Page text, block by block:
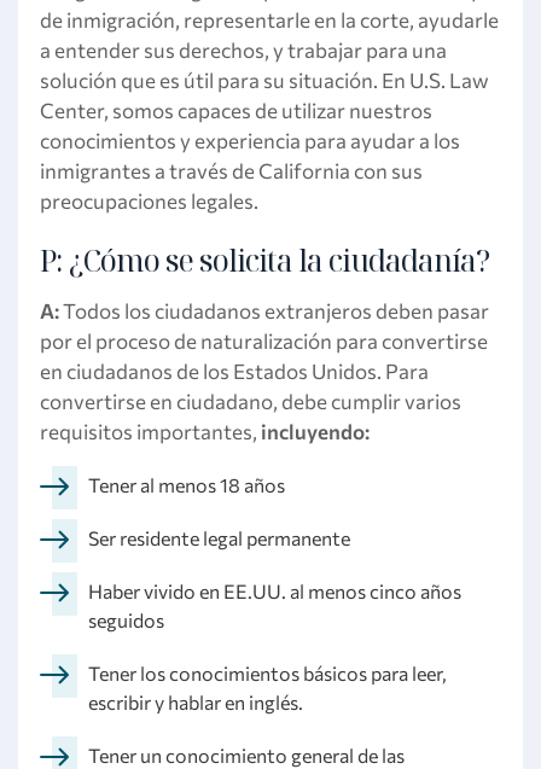
de inmigración, representarle en la corte, ayudarle
a entender sus derechos, y trabajar para una
solución que es útil para su situación. En U.S. Law
Center, somos capaces de utilizar nuestros
conocimientos y experiencia para ayudar a los
inmigrantes a través de California con sus
preocupaciones legales.
P: ¿Cómo se solicita la ciudadanía?
A:Todos los ciudadanos extranjeros deben pasar
por el proceso de naturalización para convertirse
en ciudadanos de los Estados Unidos. Para
convertirse en ciudadano, debe cumplir varios
requisitos importantes, incluyendo:
Tener al menos 18 años
Ser residente legal permanente
Haber vivido en EE.UU. al menos cinco años
seguidos
Tener los conocimientos básicos para leer,
escribir y hablar en inglés.
Tener un conocimiento general de las